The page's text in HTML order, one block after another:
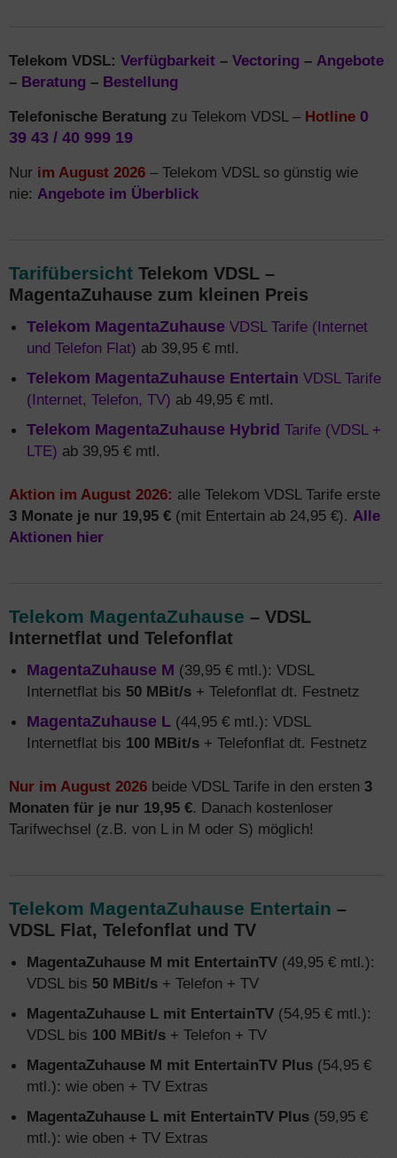
Telekom VDSL: Verfügbarkeit – Vectoring – Angebote
– Beratung – Bestellung
Telefonische Beratung zu Telekom VDSL – Hotline 0
39 43 / 40 999 19
Nur im August 2026 – Telekom VDSL so günstig wie
nie: Angebote im Überblick
Tarifübersicht Telekom VDSL –
MagentaZuhause zum kleinen Preis
Telekom MagentaZuhause VDSL Tarife (Internet
und Telefon Flat) ab 39,95 € mtl.
Telekom MagentaZuhause Entertain VDSL Tarife
(Internet, Telefon, TV) ab 49,95 € mtl.
Telekom MagentaZuhause Hybrid Tarife (VDSL +
LTE) ab 39,95 € mtl.
Aktion im August 2026: alle Telekom VDSL Tarife erste
3 Monate je nur 19,95 € (mit Entertain ab 24,95 €). Alle
Aktionen hier
Telekom MagentaZuhause – VDSL
Internetflat und Telefonflat
MagentaZuhause M (39,95 € mtl.): VDSL
Internetflat bis 50 MBit/s + Telefonflat dt. Festnetz
MagentaZuhause L (44,95 € mtl.): VDSL
Internetflat bis 100 MBit/s + Telefonflat dt. Festnetz
Nur im August 2026 beide VDSL Tarife in den ersten 3
Monaten für je nur 19,95 €. Danach kostenloser
Tarifwechsel (z.B. von L in M oder S) möglich!
Telekom MagentaZuhause Entertain –
VDSL Flat, Telefonflat und TV
MagentaZuhause M mit EntertainTV (49,95 € mtl.):
VDSL bis 50 MBit/s + Telefon + TV
MagentaZuhause L mit EntertainTV (54,95 € mtl.):
VDSL bis 100 MBit/s + Telefon + TV
MagentaZuhause M mit EntertainTV Plus (54,95 €
mtl.): wie oben + TV Extras
MagentaZuhause L mit EntertainTV Plus (59,95 €
mtl.): wie oben + TV Extras